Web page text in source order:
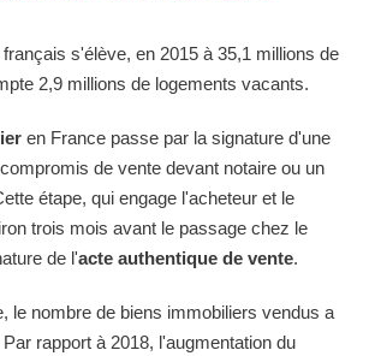
s'élève, en 2015 à 35,1 millions de
2,9 millions de logements vacants.
en France passe par la signature d'une
de vente devant notaire ou un
étape, qui engage l'acheteur et le
trois mois avant le passage chez le
de l'acte authentique de vente.
le nombre de biens immobiliers vendus a
rapport à 2018, l'augmentation du